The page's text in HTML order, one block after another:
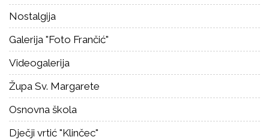
Nostalgija
Galerija "Foto Frančić"
Videogalerija
Župa Sv. Margarete
Osnovna škola
Dječji vrtić "Klinčec"